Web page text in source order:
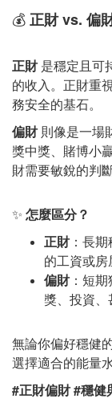
💰正財 vs. 偏
正財是穩定且可
的收入。正財重
務安全的基石。
偏財則像是一場
獎中獎、賭博小
財需要敏銳的判
✨ 怎麼區分？
正財：長期
的工資或房
偏財：短期
獎、投資、
無論你偏好穩健
選擇適合的能量
#正財偏財 #穩健